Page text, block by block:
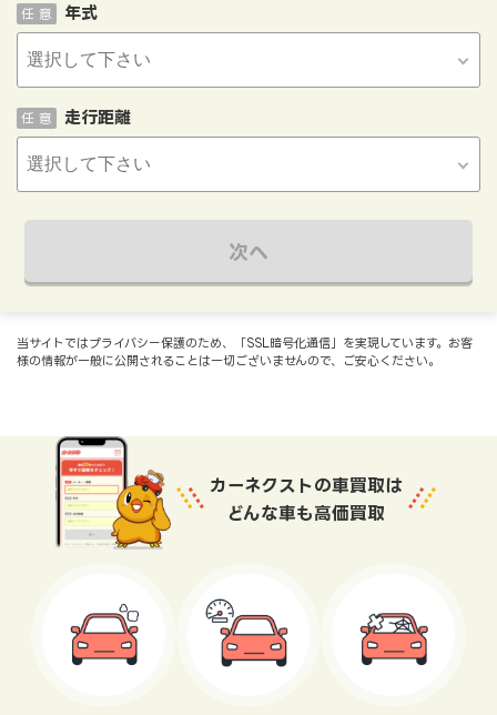
年式
任 意
走行距離
任 意
次へ
当サイトではプライバシー保護のため、「SSL暗号化通信」を実現しています。お客
様の情報が一般に公開されることは一切ございませんので、ご安心ください。
カーネクストの車買取は
どんな車も高価買取